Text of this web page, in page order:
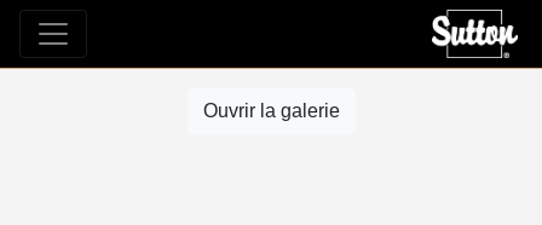
Ouvrir la galerie